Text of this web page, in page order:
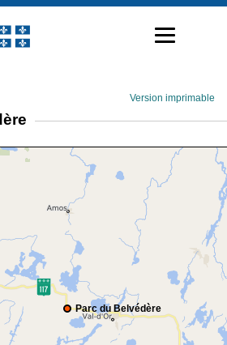
Version imprimable
Parc du Belvédère